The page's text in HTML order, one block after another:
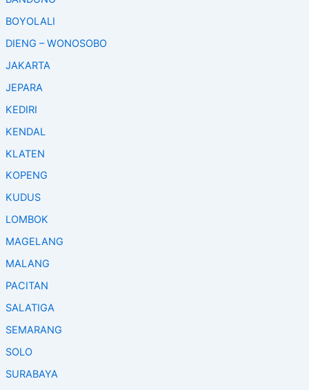
r
:
BOYOLALI
DIENG – WONOSOBO
JAKARTA
JEPARA
KEDIRI
KENDAL
KLATEN
KOPENG
KUDUS
LOMBOK
MAGELANG
MALANG
PACITAN
SALATIGA
SEMARANG
SOLO
SURABAYA